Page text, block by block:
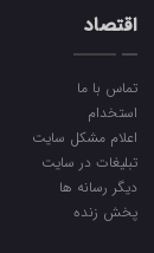
اقتصاد
تماس با ما
استخدام
اعلام مشکل سایت
تبلیغات در سایت
دیگر رسانه ها
پخش زنده